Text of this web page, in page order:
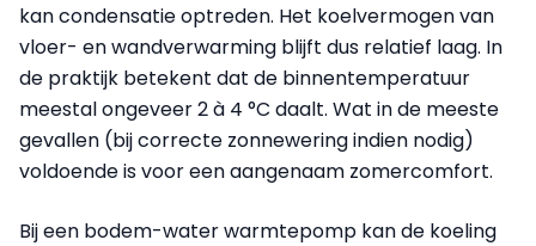
kan condensatie optreden. Het koelvermogen van
vloer- en wandverwarming blijft dus relatief laag. In
de praktijk betekent dat de binnentemperatuur
meestal ongeveer 2 à 4 °C daalt. Wat in de meeste
gevallen (bij correcte zonnewering indien nodig)
voldoende is voor een aangenaam zomercomfort.
Bij een bodem-water warmtepomp kan de koeling